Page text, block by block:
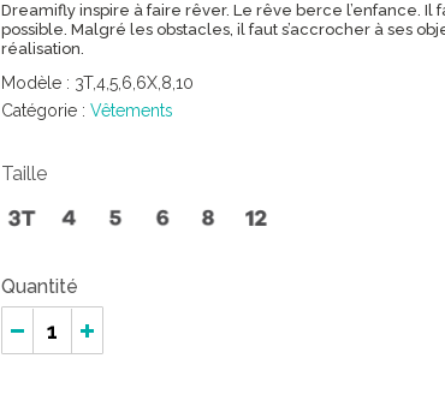
Dreamifly inspire à faire rêver. Le rêve berce l’enfance.
possible. Malgré les obstacles, il faut s’accrocher à ses
réalisation.
Modèle : 3T,4,5,6,6X,8,10
Catégorie : Vêtements
Taille
Quantité